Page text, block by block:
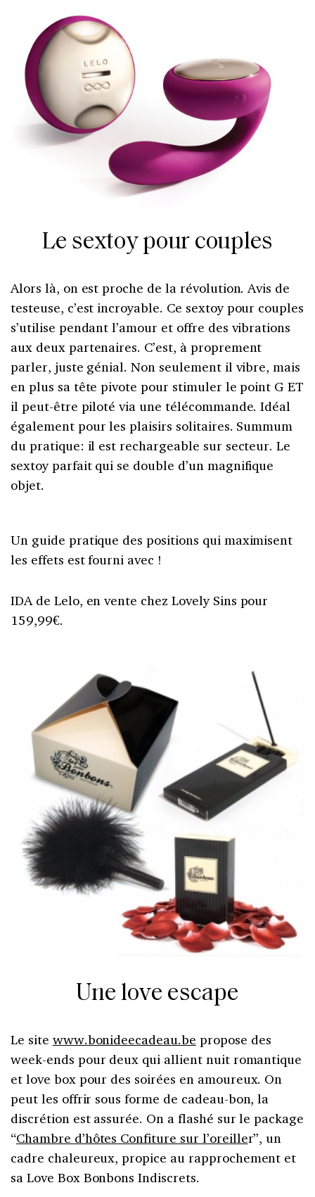
Le sextoy pour couples
Alors là, on est proche de la révolution. Avis de
testeuse, c’est incroyable. Ce sextoy pour couples
s’utilise pendant l’amour et offre des vibrations
aux deux partenaires. C’est, à proprement
parler, juste génial. Non seulement il vibre, mais
en plus sa tête pivote pour stimuler le point G ET
il peut-être piloté via une télécommande. Idéal
également pour les plaisirs solitaires. Summum
du pratique: il est rechargeable sur secteur. Le
sextoy parfait qui se double d’un magnifique
objet.
Un guide pratique des positions qui maximisent
les effets est fourni avec !
IDA de Lelo, en vente chez Lovely Sins pour
159,99€.
Une love escape
Le site www.bonideecadeau.be propose des
week-ends pour deux qui allient nuit romantique
et love box pour des soirées en amoureux. On
peut les offrir sous forme de cadeau-bon, la
discrétion est assurée. On a flashé sur le package
“Chambre d’hôtes Confiture sur l’oreiller”, un
cadre chaleureux, propice au rapprochement et
sa Love Box Bonbons Indiscrets.